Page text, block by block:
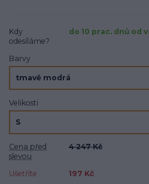
Kdy
odesíláme?
do 10 prac. dnů od
Barvy
Velikosti
Cena před
slevou
4 247 Kč
Ušetříte 197 Kč